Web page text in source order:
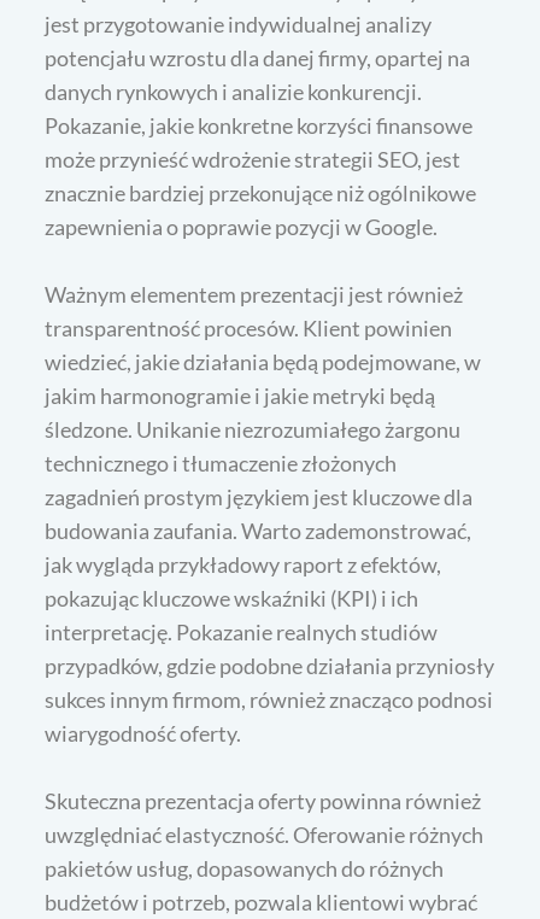
jest przygotowanie indywidualnej analizy
potencjału wzrostu dla danej firmy, opartej na
danych rynkowych i analizie konkurencji.
Pokazanie, jakie konkretne korzyści finansowe
może przynieść wdrożenie strategii SEO, jest
znacznie bardziej przekonujące niż ogólnikowe
zapewnienia o poprawie pozycji w Google.
Ważnym elementem prezentacji jest również
transparentność procesów. Klient powinien
wiedzieć, jakie działania będą podejmowane, w
jakim harmonogramie i jakie metryki będą
śledzone. Unikanie niezrozumiałego żargonu
technicznego i tłumaczenie złożonych
zagadnień prostym językiem jest kluczowe dla
budowania zaufania. Warto zademonstrować,
jak wygląda przykładowy raport z efektów,
pokazując kluczowe wskaźniki (KPI) i ich
interpretację. Pokazanie realnych studiów
przypadków, gdzie podobne działania przyniosły
sukces innym firmom, również znacząco podnosi
wiarygodność oferty.
Skuteczna prezentacja oferty powinna również
uwzględniać elastyczność. Oferowanie różnych
pakietów usług, dopasowanych do różnych
budżetów i potrzeb, pozwala klientowi wybrać